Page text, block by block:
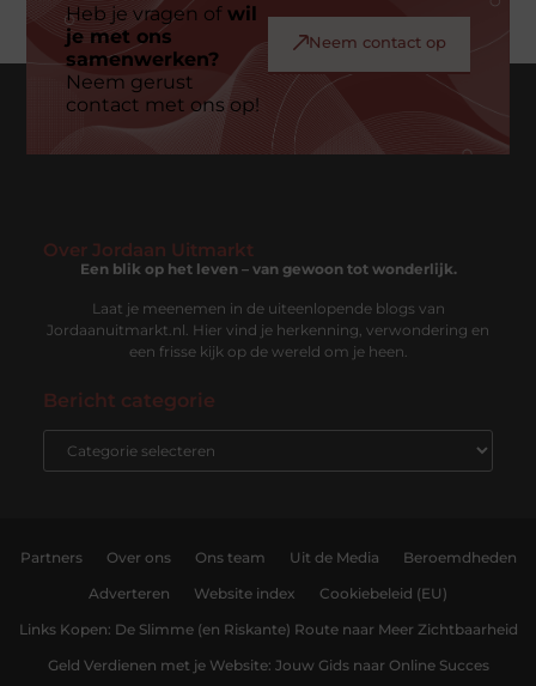
Heb je vragen ofwil
je met ons
samenwerken?
Neem gerust
contact met ons op!
Neem contact op
Over Jordaan Uitmarkt
Een blik op het leven – van gewoon tot wonderlijk.
Laat je meenemen in de uiteenlopende blogs van
Jordaanuitmarkt.nl. Hier vind je herkenning, verwondering en
een frisse kijk op de wereld om je heen.
Bericht categorie
Partners Over ons Ons team Uit de Media Beroemdheden
Adverteren Website index Cookiebeleid (EU)
Links Kopen: De Slimme (en Riskante) Route naar Meer Zichtbaarheid
Geld Verdienen met je Website: Jouw Gids naar Online Succes